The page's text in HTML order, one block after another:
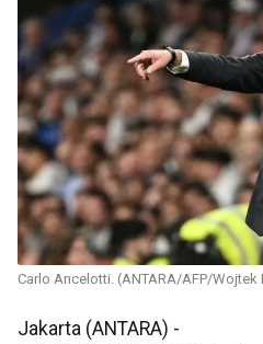
Carlo Ancelotti. (ANTARA/AFP/
Jakarta (ANTARA) -